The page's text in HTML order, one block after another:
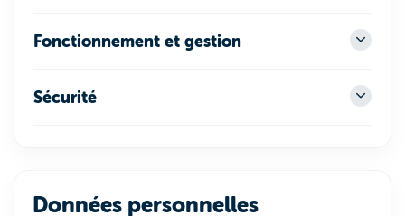
Fonctionnement et gestion
Sécurité
Données personnelles